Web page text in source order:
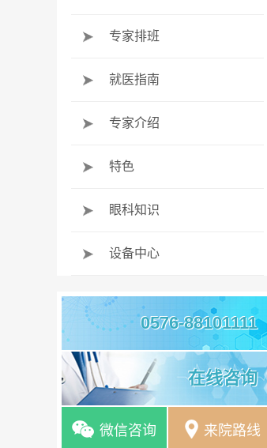
专家排班
就医指南
专家介绍
特色
眼科知识
设备中心
0576-88101111
在线咨询
微信咨询 来院路线